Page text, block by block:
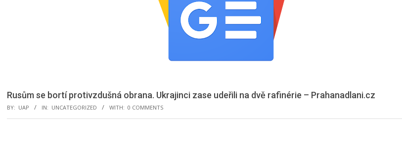
Rusům se bortí protivzdušná obrana. Ukrajinci zase udeřili na dvě rafinérie – Prahanadlani.cz
BY: UAP IN: UNCATEGORIZED WITH: 0 COMMENTS